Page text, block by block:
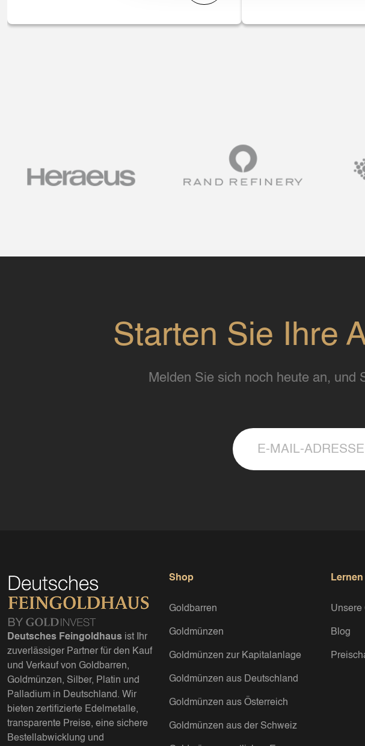
vollbestückt
Starten Sie Ihre
Melden Sie sich noch heute an, und
Deutsches Feingoldhaus ist Ihr
zuverlässiger Partner für den Kauf
und Verkauf von Goldbarren,
Goldmünzen, Silber, Platin und
Palladium in Deutschland. Wir
bieten zertifizierte Edelmetalle,
transparente Preise, eine sichere
Bestellabwicklung und
Shop
Goldbarren
Goldmünzen
Goldmünzen zur Kapitalanlage
Goldmünzen aus Deutschland
Goldmünzen aus Österreich
Goldmünzen aus der Schweiz
Lernen
Unsere
Blog